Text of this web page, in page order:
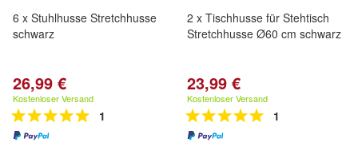
6 x Stuhlhusse Stretchhusse
schwarz
26,99 €
Kostenloser Versand
1
2 x Tischhusse für Stehtisch
Stretchhusse Ø60 cm schwarz
23,99 €
Kostenloser Versand
1